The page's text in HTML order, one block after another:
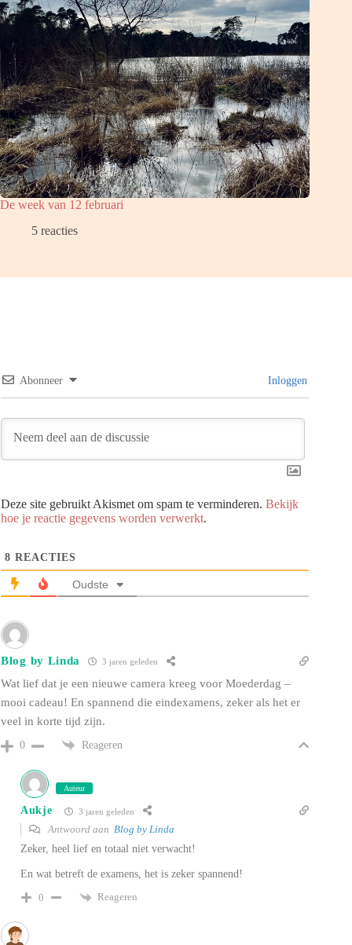
De week van 12 februari
5 reacties
Abonneer Inloggen
Deze site gebruikt Akismet om spam te verminderen. Bekijk
hoe je reactie gegevens worden verwerkt.
8 REACTIES
Oudste
Blog by Linda 3 jaren geleden
Wat lief dat je een nieuwe camera kreeg voor Moederdag –
mooi cadeau! En spannend die eindexamens, zeker als het er
veel in korte tijd zijn.
0 Reageren
Auteur
Aukje 3 jaren geleden
Antwoord aan Blog by Linda
Zeker, heel lief en totaal niet verwacht!
En wat betreft de examens, het is zeker spannend!
0
Reageren